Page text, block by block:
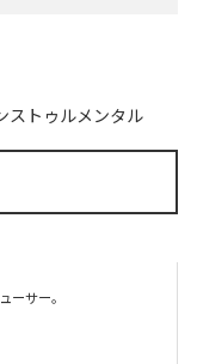
ストゥルメンタル
ーサー。